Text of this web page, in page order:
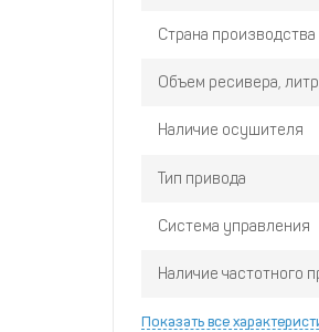
Страна производства
Объем ресивера,
Наличие осушителя
Тип привода
Система управления
Наличие частотного
Показать все